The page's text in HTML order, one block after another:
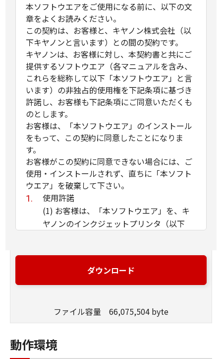
本ソフトウエアをご使用になる前に、以下の文
章をよくお読みください。
この契約は、お客様と、キヤノン株式会社（以
下キヤノンと言います）との間の契約です。
キヤノンは、お客様に対し、本契約書と共にご
提供するソフトウエア（各マニュアルを含み、
これらを総称して以下「本ソフトウエア」と言
います）の非独占的使用権を下記条項に基づき
許諾し、お客様も下記条項にご同意いただくも
のとします。
お客様は、「本ソフトウエア」のインストール
をもって、この契約に同意したことになりま
す。
お客様がこの契約に同意できない場合には、ご
使用・インストールされず、直ちに「本ソフト
ウエア」を破棄して下さい。
使用許諾
(1) お客様は、「本ソフトウエア」を、キ
ヤノンのインクジェットプリンタ（以下
とは、「許諾ソフトウエア」をコンピュー
タの記憶媒体上にインストールすること、
と、アクセスすること、読み出すこと、も
しくは実行することのいずれも含むものと
します）することができます。お客様はま
た、お客様が「プリンタ」を使用すること
ダウンロード
ファイル容量 66,075,504 byte
動作環境